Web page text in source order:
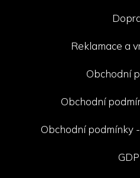
Reklamace a
Obchodní
Obchodní
Obchodní podmínky